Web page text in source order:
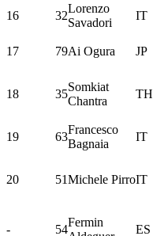
16 32
Lorenzo
Savadori
IT
17 79Ai Ogura JP
18 35
Somkiat
Chantra
TH
19 63
Francesco
Bagnaia
IT
20 51Michele PirroIT
- 54
Fermin
ES